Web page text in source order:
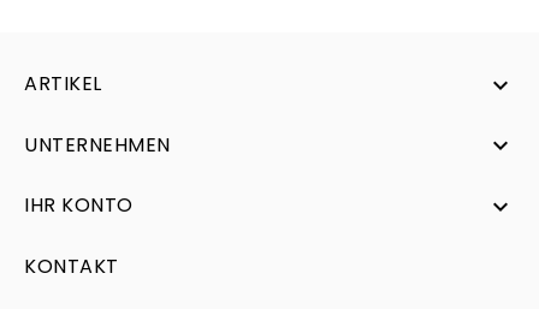
ARTIKEL 
UNTERNEHMEN 
IHR KONTO 
KONTAKT